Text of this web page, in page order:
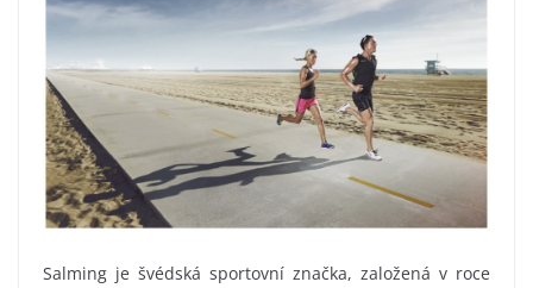
Salming je švédská sportovní značka, založená v roce